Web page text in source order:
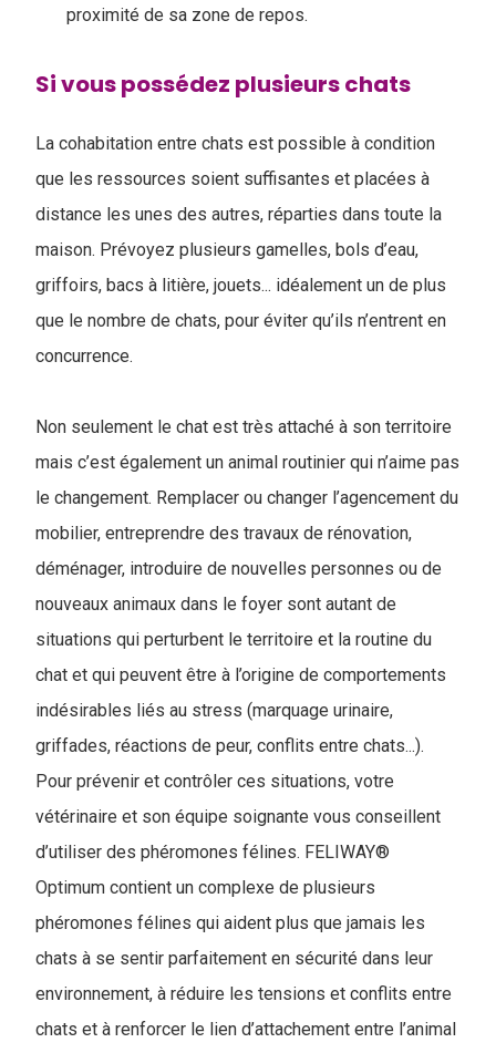
proximité de sa zone de repos.
Si vous possédez plusieurs chats
La cohabitation entre chats est possible à condition
que les ressources soient suffisantes et placées à
distance les unes des autres, réparties dans toute la
maison. Prévoyez plusieurs gamelles, bols d’eau,
griffoirs, bacs à litière, jouets... idéalement un de plus
que le nombre de chats, pour éviter qu’ils n’entrent en
concurrence.
Non seulement le chat est très attaché à son territoire
mais c’est également un animal routinier qui n’aime pas
le changement. Remplacer ou changer l’agencement du
mobilier, entreprendre des travaux de rénovation,
déménager, introduire de nouvelles personnes ou de
nouveaux animaux dans le foyer sont autant de
situations qui perturbent le territoire et la routine du
chat et qui peuvent être à l’origine de comportements
indésirables liés au stress (marquage urinaire,
griffades, réactions de peur, conflits entre chats...).
Pour prévenir et contrôler ces situations, votre
vétérinaire et son équipe soignante vous conseillent
d’utiliser des phéromones félines. FELIWAY®
Optimum contient un complexe de plusieurs
phéromones félines qui aident plus que jamais les
chats à se sentir parfaitement en sécurité dans leur
environnement, à réduire les tensions et conflits entre
chats et à renforcer le lien d’attachement entre l’animal